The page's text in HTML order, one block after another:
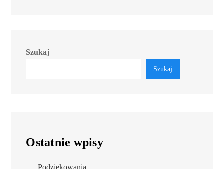
Szukaj
Szukaj
Ostatnie wpisy